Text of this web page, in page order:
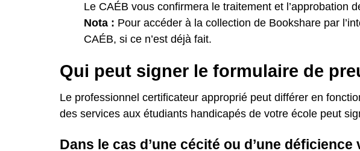
Le CAÉB vous confirmera le traitement et l’approbation
Nota : Pour accéder à la collection de Bookshare par
CAÉB, si ce n’est déjà fait.
Qui peut signer le formulaire de
Le professionnel certificateur approprié peut différer en
des services aux étudiants handicapés de votre école peut
Dans le cas d’une cécité ou d’une déficience